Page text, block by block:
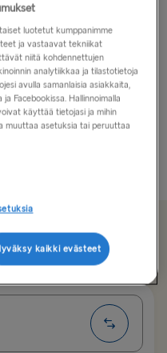
sijaitseva
kaupunki, joka on
niistä on sen ranta, ja
käytössä ollut
ja istumapaikalle
luotetut kumppanimme
ja vastaavat tekniikat
niitä kohdennettujen
analytiikkaa ja tilastotietoja
avulla samanlaisia asiakkaita,
Facebookissa. Hallinnoimalla
käyttää tietojasi ja mihin
muuttaa asetuksia tai peruuttaa
kaikki evästeet